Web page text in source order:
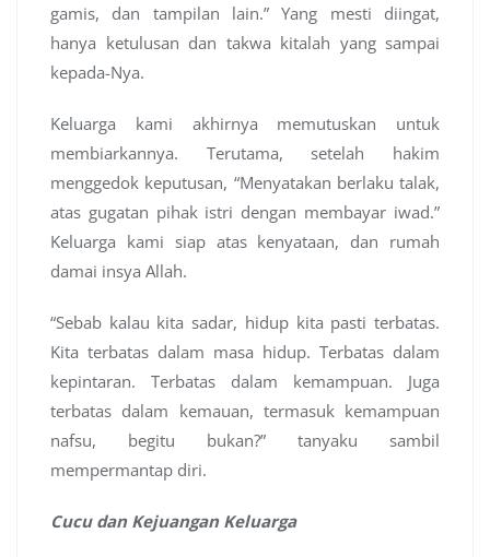
gamis, dan tampilan lain.” Yang mesti diingat,
hanya ketulusan dan takwa kitalah yang sampai
kepada-Nya.
Keluarga kami akhirnya memutuskan untuk
membiarkannya. Terutama, setelah hakim
menggedok keputusan, “Menyatakan berlaku talak,
atas gugatan pihak istri dengan membayar iwad.”
Keluarga kami siap atas kenyataan, dan rumah
damai insya Allah.
“Sebab kalau kita sadar, hidup kita pasti terbatas.
Kita terbatas dalam masa hidup. Terbatas dalam
kepintaran. Terbatas dalam kemampuan. Juga
terbatas dalam kemauan, termasuk kemampuan
nafsu, begitu bukan?” tanyaku sambil
mempermantap diri.
Cucu dan Kejuangan Keluarga